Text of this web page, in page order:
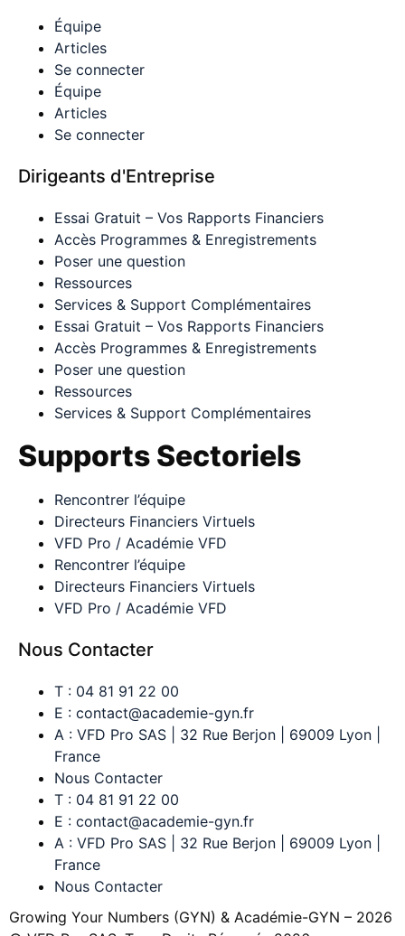
Équipe
Articles
Se connecter
Équipe
Articles
Se connecter
Dirigeants d'Entreprise
Essai Gratuit – Vos Rapports Financiers
Accès Programmes & Enregistrements
Poser une question
Ressources
Services & Support Complémentaires
Essai Gratuit – Vos Rapports Financiers
Accès Programmes & Enregistrements
Poser une question
Ressources
Services & Support Complémentaires
Supports Sectoriels
Rencontrer l’équipe
Directeurs Financiers Virtuels
VFD Pro / Académie VFD
Rencontrer l’équipe
Directeurs Financiers Virtuels
VFD Pro / Académie VFD
Nous Contacter
T : 04 81 91 22 00
E : contact@academie-gyn.fr
A : VFD Pro SAS | 32 Rue Berjon | 69009 Lyon |
France
Nous Contacter
T : 04 81 91 22 00
E : contact@academie-gyn.fr
A : VFD Pro SAS | 32 Rue Berjon | 69009 Lyon |
France
Nous Contacter
Growing Your Numbers (GYN) & Académie-GYN – 2026